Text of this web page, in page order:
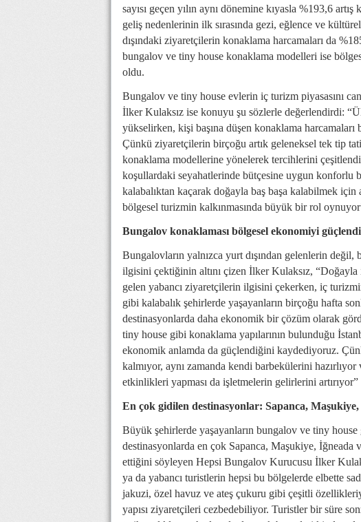
sayısı geçen yılın aynı dönemine kıyasla %193,6
geliş nedenlerinin ilk sırasında gezi, eğlence ve
dışındaki ziyaretçilerin konaklama harcamaları da
bungalov ve tiny house konaklama modelleri ise
oldu.
Bungalov ve tiny house evlerin iç turizm piyasasını
İlker Kulaksız ise konuyu şu sözlerle değerlendirdi:
yükselirken, kişi başına düşen konaklama harcamaları
Çünkü ziyaretçilerin birçoğu artık geleneksel tek tip
konaklama modellerine yönelerek tercihlerini
koşullardaki seyahatlerinde bütçesine uygun konforlu
kalabalıktan kaçarak doğayla baş başa kalabilmek
bölgesel turizmin kalkınmasında büyük bir rol
Bungalov konaklaması bölgesel ekonomiyi
Bungalovların yalnızca yurt dışından gelenlerin
ilgisini çektiğinin altını çizen İlker Kulaksız,
gelen yabancı ziyaretçilerin ilgisini çekerken, iç
gibi kalabalık şehirlerde yaşayanların birçoğu hafta
destinasyonlarda daha ekonomik bir çözüm olarak
tiny house gibi konaklama yapılarının bulunduğu
ekonomik anlamda da güçlendiğini kaydediyoruz.
kalmıyor, aynı zamanda kendi barbekülerini
etkinlikleri yapması da işletmelerin gelirlerini
En çok gidilen destinasyonlar: Sapanca,
Büyük şehirlerde yaşayanların bungalov ve tiny
destinasyonlarda en çok Sapanca, Maşukiye,
ettiğini söyleyen Hepsi Bungalov Kurucusu İlker
ya da yabancı turistlerin hepsi bu bölgelerde elbette
jakuzi, özel havuz ve ateş çukuru gibi çeşitli
yapısı ziyaretçileri cezbedebiliyor. Turistler bir süre